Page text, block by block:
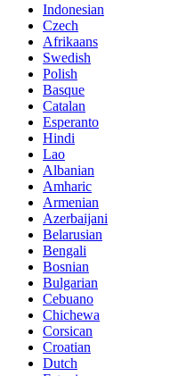
Indonesian
Czech
Afrikaans
Swedish
Polish
Basque
Catalan
Esperanto
Hindi
Lao
Albanian
Amharic
Armenian
Azerbaijani
Belarusian
Bengali
Bosnian
Bulgarian
Cebuano
Chichewa
Corsican
Croatian
Dutch